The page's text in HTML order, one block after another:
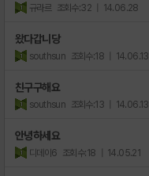
규라르 조회수:32 | 14.06.28
왔다갑니당
southsun 조회수:18 | 14.06.13
친구구해요
southsun 조회수:13 | 14.06.13
안녕하세요
디데이6 조회수:18 | 14.05.21